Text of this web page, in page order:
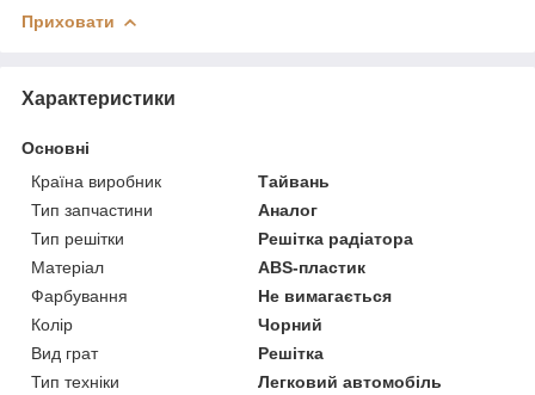
Приховати
Характеристики
Основні
Країна виробник
Тайвань
Тип запчастини
Аналог
Тип решітки
Решітка радіатора
Матеріал
ABS-пластик
Фарбування
Не вимагається
Колір
Чорний
Вид грат
Решітка
Тип техніки
Легковий автомобіль